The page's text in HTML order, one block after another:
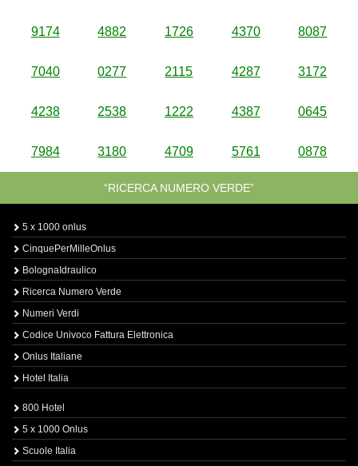
9174 4882 1726 4370 8087
7040 0277 2115 4287 3172
4238 2538 1222 4387 0645
7984 3180 4709 5761 0878
“RICERCA NUMERO VERDE”
5 x 1000 onlus
CinquePerMilleOnlus
BolognaIdraulico
Ricerca Numero Verde
Numeri Verdi
Codice Univoco Fattura Elettronica
Onlus Italiane
Hotel Italia
800 Hotel
5 x 1000 Onlus
Scuole Italia